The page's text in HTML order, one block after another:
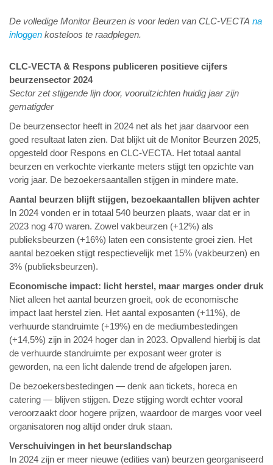
De volledige Monitor Beurzen is voor leden van CLC-VECTA na
inloggen kosteloos te raadplegen.
CLC-VECTA & Respons publiceren positieve cijfers
beurzensector 2024
Sector zet stijgende lijn door, vooruitzichten huidig jaar zijn
gematigder
De beurzensector heeft in 2024 net als het jaar daarvoor een
goed resultaat laten zien. Dat blijkt uit de Monitor Beurzen 2025,
opgesteld door Respons en CLC-VECTA. Het totaal aantal
beurzen en verkochte vierkante meters stijgt ten opzichte van
vorig jaar. De bezoekersaantallen stijgen in mindere mate.
Aantal beurzen blijft stijgen, bezoekaantallen blijven achter
In 2024 vonden er in totaal 540 beurzen plaats, waar dat er in
2023 nog 470 waren. Zowel vakbeurzen (+12%) als
publieksbeurzen (+16%) laten een consistente groei zien. Het
aantal bezoeken stijgt respectievelijk met 15% (vakbeurzen) en
3% (publieksbeurzen).
Economische impact: licht herstel, maar marges onder druk
Niet alleen het aantal beurzen groeit, ook de economische
impact laat herstel zien. Het aantal exposanten (+11%), de
verhuurde standruimte (+19%) en de mediumbestedingen
(+14,5%) zijn in 2024 hoger dan in 2023. Opvallend hierbij is dat
de verhuurde standruimte per exposant weer groter is
geworden, na een licht dalende trend de afgelopen jaren.
De bezoekersbestedingen — denk aan tickets, horeca en
catering — blijven stijgen. Deze stijging wordt echter vooral
veroorzaakt door hogere prijzen, waardoor de marges voor veel
organisatoren nog altijd onder druk staan.
Verschuivingen in het beurslandschap
In 2024 zijn er meer nieuwe (edities van) beurzen georganiseerd